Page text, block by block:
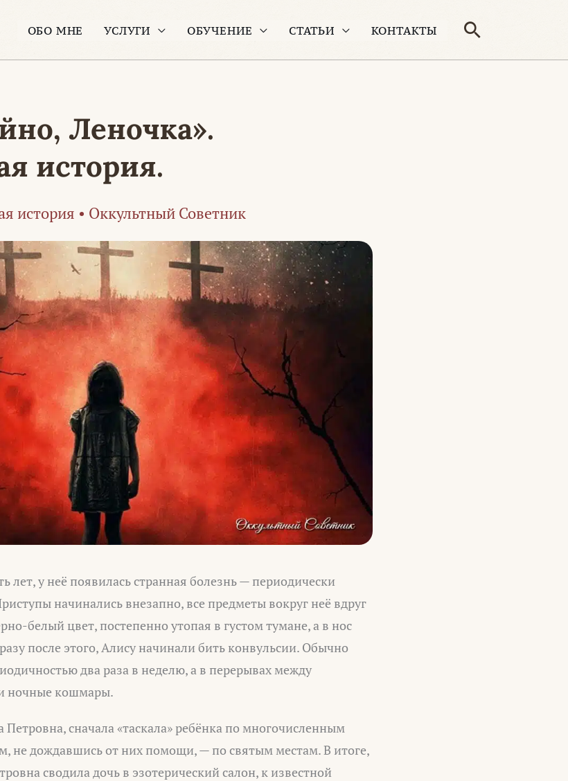
ОБО МНЕ УСЛУГИ ОБУЧЕНИЕ СТАТЬИ КОНТАКТЫ Поиск
Леночка».
история.
история • Оккультный Советник
лет, у неё появилась странная болезнь — периодически
начинались внезапно, все предметы вокруг неё вдруг
белый цвет, постепенно утопая в густом тумане, а в нос
после этого, Алису начинали бить конвульсии. Обычно
два раза в неделю, а в перерывах между
ночные кошмары.
сначала «таскала» ребёнка по многочисленным
не дождавшись от них помощи, — по святым местам. В итоге,
сводила дочь в эзотерический салон, к известной